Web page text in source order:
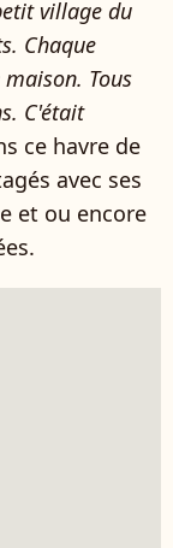
village du
Chaque
Tous
C'était
ce havre de
avec ses
et ou encore